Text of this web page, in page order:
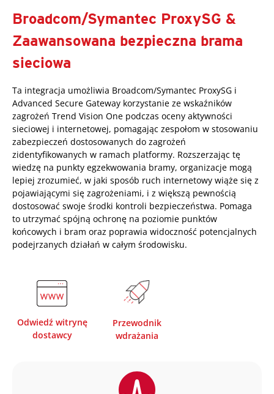
Broadcom/Symantec ProxySG &
Zaawansowana bezpieczna brama
sieciowa
Ta integracja umożliwia Broadcom/Symantec ProxySG i
Advanced Secure Gateway korzystanie ze wskaźników
zagrożeń Trend Vision One podczas oceny aktywności
sieciowej i internetowej, pomagając zespołom w stosowaniu
zabezpieczeń dostosowanych do zagrożeń
zidentyfikowanych w ramach platformy. Rozszerzając tę
wiedzę na punkty egzekwowania bramy, organizacje mogą
lepiej zrozumieć, w jaki sposób ruch internetowy wiąże się z
pojawiającymi się zagrożeniami, i z większą pewnością
dostosować swoje środki kontroli bezpieczeństwa. Pomaga
to utrzymać spójną ochronę na poziomie punktów
końcowych i bram oraz poprawia widoczność potencjalnych
podejrzanych działań w całym środowisku.
Odwiedź witrynę
dostawcy
Przewodnik
wdrażania